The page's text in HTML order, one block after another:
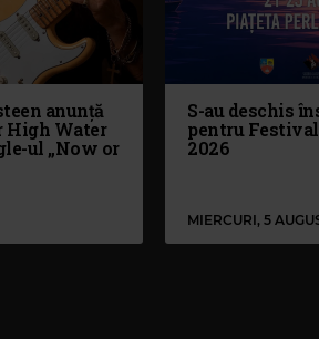
anunță
High Water
ul „Now or
S-au deschis
pentru
2026
MIERCURI, 5